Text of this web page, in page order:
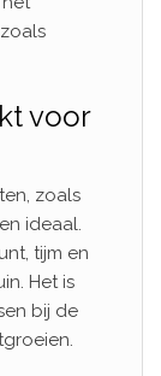
voor
zoals
ideaal.
tijm en
Het is
bij de